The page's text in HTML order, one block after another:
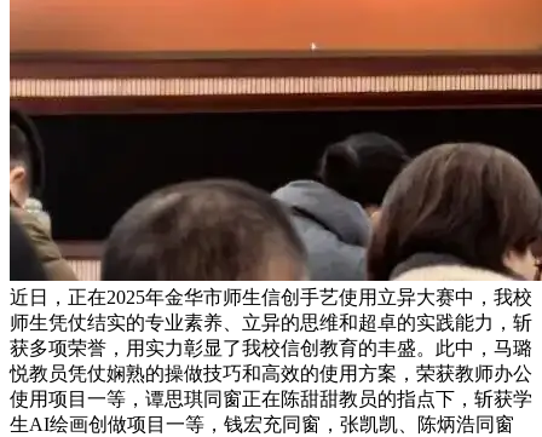
近日，正在2025年金华市师生信创手艺使用立异大赛中，我校
师生凭仗结实的专业素养、立异的思维和超卓的实践能力，斩
获多项荣誉，用实力彰显了我校信创教育的丰盛。此中，马璐
悦教员凭仗娴熟的操做技巧和高效的使用方案，荣获教师办公
使用项目一等，谭思琪同窗正在陈甜甜教员的指点下，斩获学
生AI绘画创做项目一等，钱宏充同窗，张凯凯、陈炳浩同窗